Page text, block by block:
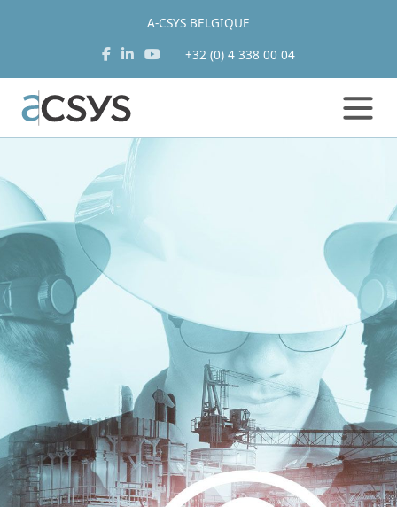
Aller
contenu
A-CSYS BELGIQUE
+32 (0) 4 338 00 04